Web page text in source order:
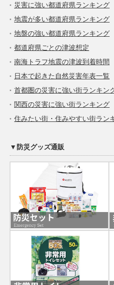
災害に強い都道府県ランキング
地震が多い都道府県ランキング
地盤の強い都道府県ランキング
都道府県ごとの津波想定
南海トラフ地震の津波到着時間
日本で起きた自然災害年表一覧
首都圏の災害に強い街ランキン
関西の災害に強い街ランキング
住みたい街・住みやすい街ラン
▼防災グッズ通販